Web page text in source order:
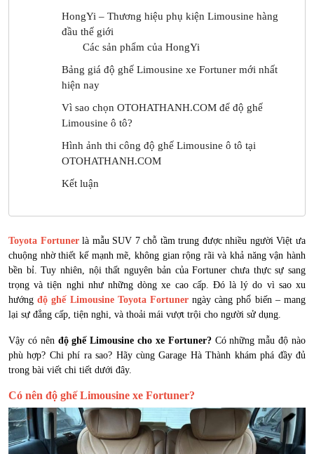
HongYi – Thương hiệu phụ kiện Limousine hàng
đầu thế giới
Các sản phẩm của HongYi
Bảng giá độ ghế Limousine xe Fortuner mới nhất
hiện nay
Vì sao chọn OTOHATHANH.COM để độ ghế
Limousine ô tô?
Hình ảnh thi công độ ghế Limousine ô tô tại
OTOHATHANH.COM
Kết luận
Toyota Fortunerlà mẫu SUV 7 chỗ tầm trung được nhiều người Việt ưa
chuộng nhờ thiết kế mạnh mẽ, không gian rộng rãi và khả năng vận hành
bền bỉ. Tuy nhiên, nội thất nguyên bản của Fortuner chưa thực sự sang
trọng và tiện nghi như những dòng xe cao cấp. Đó là lý do vì sao xu
hướngđộ ghế Limousine Toyota Fortunerngày càng phổ biến – mang
lại sự đẳng cấp, tiện nghi, và thoải mái vượt trội cho người sử dụng.
Vậy có nên độ ghế Limousine cho xe Fortuner?Có những mẫu độ nào
phù hợp? Chi phí ra sao? Hãy cùng Garage Hà Thành khám phá đầy đủ
trong bài viết chi tiết dưới đây.
Có nên độ ghế Limousine xe Fortuner?